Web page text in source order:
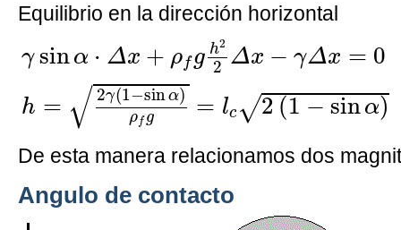
Equilibrio en la dirección horizontal
γ sin α ⋅ Δx + ρf g h2
2 Δx − γΔx = 0
h = √ 2γ(1−sinα)
ρf g = lc √2 (1 − sin α)
Δx
De esta manera relacionamos dos
Angulo de contacto